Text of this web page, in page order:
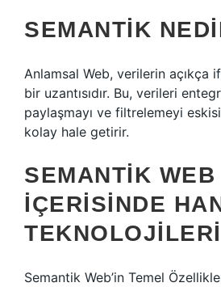
SEMANTIK
Anlamsal Web, verilerin açıkça
bir uzantısıdır. Bu, verileri
paylaşmayı ve filtrelemeyi
kolay hale getirir.
SEMANTIK WEB
IÇERISINDE
Semantik Web’in Temel